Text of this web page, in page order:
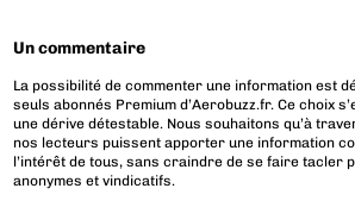
Un commentaire
La possibilité de commenter une information est
seuls abonnés Premium d’Aerobuzz.fr. Ce choix
une dérive détestable. Nous souhaitons qu’à
nos lecteurs puissent apporter une information
l’intérêt de tous, sans craindre de se faire tacler
anonymes et vindicatifs.